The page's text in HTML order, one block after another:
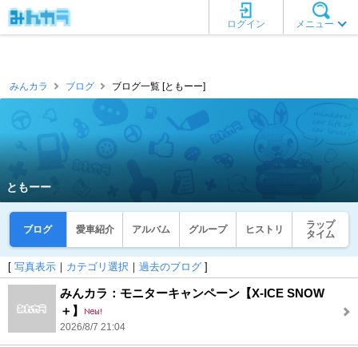
メニュー
ログイン
みんカラ ブログ ブログ一覧 [ともーー]
ともーー
ブログ 愛車紹介 アルバム グループ ヒストリ
ラップ
タイム
[ 写真表示 ｜ カテゴリ選択 ｜ 過去のブログ ]
みんカラ：モニターキャンペーン【X-ICE SNOW
＋】
2026/8/7 21:04